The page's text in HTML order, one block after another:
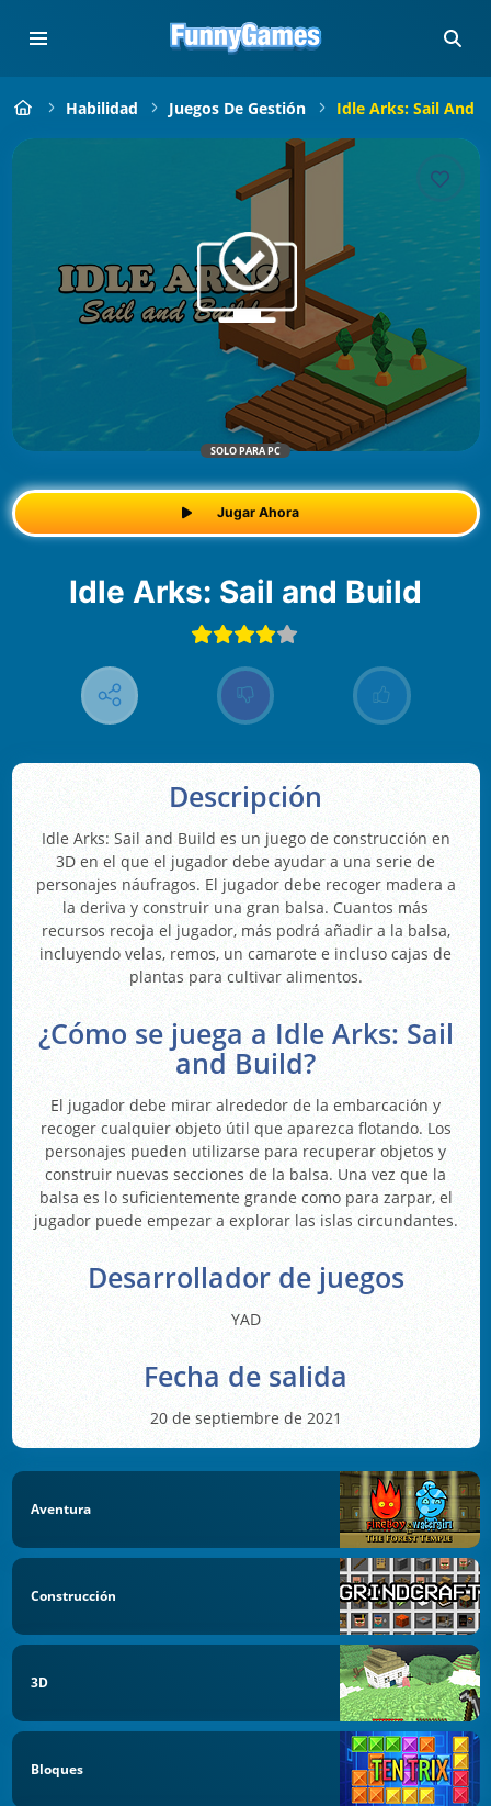
Habilidad Juegos De Gestión Idle Arks: Sail And
SOLO PARA PC
Jugar Ahora
Idle Arks: Sail and Build
Descripción
Idle Arks: Sail and Build es un juego de construcción en
3D en el que el jugador debe ayudar a una serie de
personajes náufragos. El jugador debe recoger madera a
la deriva y construir una gran balsa. Cuantos más
recursos recoja el jugador, más podrá añadir a la balsa,
incluyendo velas, remos, un camarote e incluso cajas de
plantas para cultivar alimentos.
¿Cómo se juega a Idle Arks: Sail
and Build?
El jugador debe mirar alrededor de la embarcación y
recoger cualquier objeto útil que aparezca flotando. Los
personajes pueden utilizarse para recuperar objetos y
construir nuevas secciones de la balsa. Una vez que la
balsa es lo suficientemente grande como para zarpar, el
jugador puede empezar a explorar las islas circundantes.
Desarrollador de juegos
YAD
Fecha de salida
20 de septiembre de 2021
Aventura
Construcción
3D
Bloques